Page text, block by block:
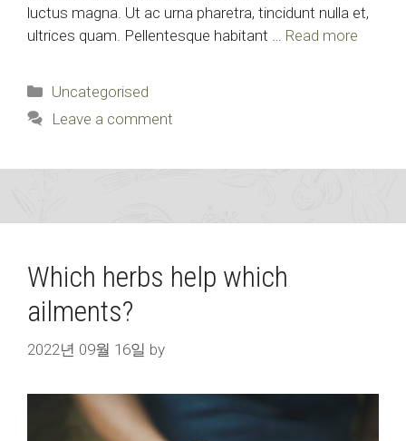
luctus magna. Ut ac urna pharetra, tincidunt nulla et,
ultrices quam. Pellentesque habitant … Read more
Categories
Uncategorised
Leave a comment
Which herbs help which
ailments?
2022년 09월 16일 by